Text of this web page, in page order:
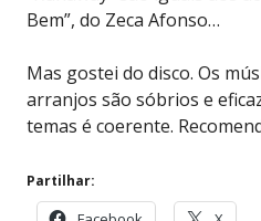
Bem”, do Zeca Afonso…
Mas gostei do disco. Os
arranjos são sóbrios e
temas é coerente.
Partilhar: